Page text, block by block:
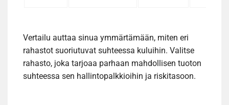
Vertailu auttaa sinua ymmärtämään, miten eri
rahastot suoriutuvat suhteessa kuluihin. Valitse
rahasto, joka tarjoaa parhaan mahdollisen tuoton
suhteessa sen hallintopalkkioihin ja riskitasoon.